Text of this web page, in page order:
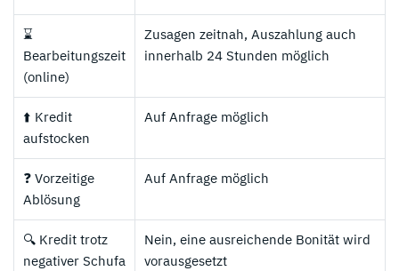
⌛
Bearbeitungszeit
(online)
Zusagen zeitnah, Auszahlung auch
innerhalb 24 Stunden möglich
⬆️ Kredit
aufstocken
Auf Anfrage möglich
❓ Vorzeitige
Ablösung
Auf Anfrage möglich
🔍 Kredit trotz
negativer Schufa
Nein, eine ausreichende Bonität wird
vorausgesetzt